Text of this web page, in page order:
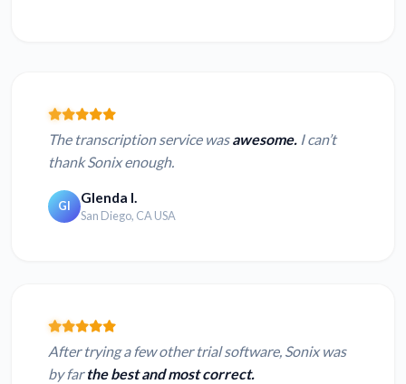
The transcription service wasawesome. I can’t
thank Sonix enough.
GI Glenda I.
San Diego, CA USA
After trying a few other trial software, Sonix was
by farthe best and most correct.